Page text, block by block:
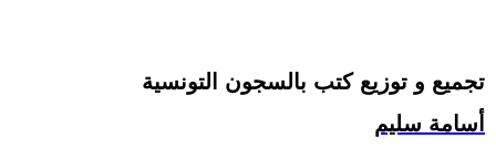
تجميع و توزيع كتب بالسجون التونسية
أسامة سليم